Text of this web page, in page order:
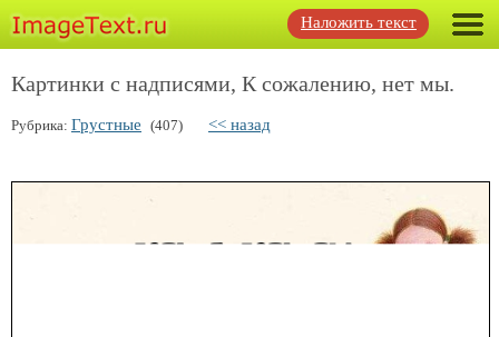
Наложить текст
Картинки с надписями, К сожалению, нет мы.
Рубрика: Грустные (407) << назад